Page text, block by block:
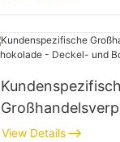
M021
für Schokolade -
View Details